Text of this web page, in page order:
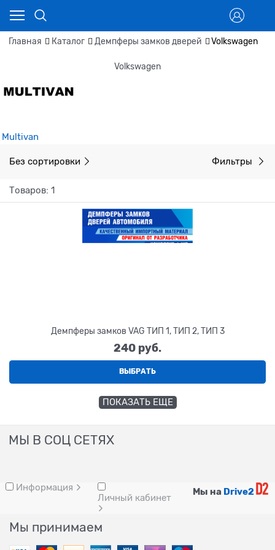
Главная Каталог Демпферы замков дверей Volkswagen
Volkswagen
Multivan
Без сортировки Фильтры
Товаров: 1
Демпферы замков VAG ТИП 1, ТИП 2, ТИП 3
240 руб.
ВЫБРАТЬ
ПОКАЗАТЬ ЕЩЕ
МЫ В СОЦ СЕТЯХ
Информация
Личный кабинет
Мы на Drive2
Мы принимаем